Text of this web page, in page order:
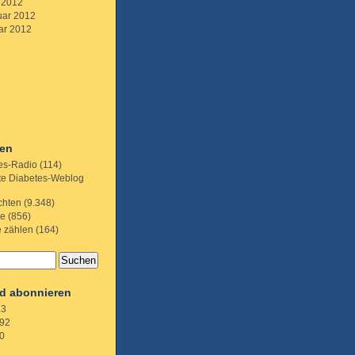
2012
2012
Radio (114)
Diabetes-Weblog
(9.348)
(856)
zählen (164)
abonnieren